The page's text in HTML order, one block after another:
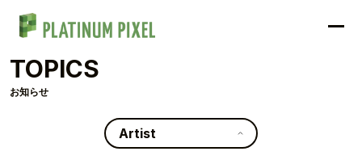
TOPICS
お知らせ
Artist